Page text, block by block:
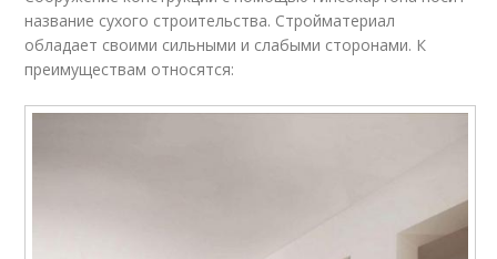
название сухого строительства. Стройматериал
обладает своими сильными и слабыми сторонами. К
преимуществам относятся: